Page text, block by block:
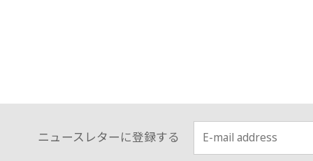
ニュースレターに登録する